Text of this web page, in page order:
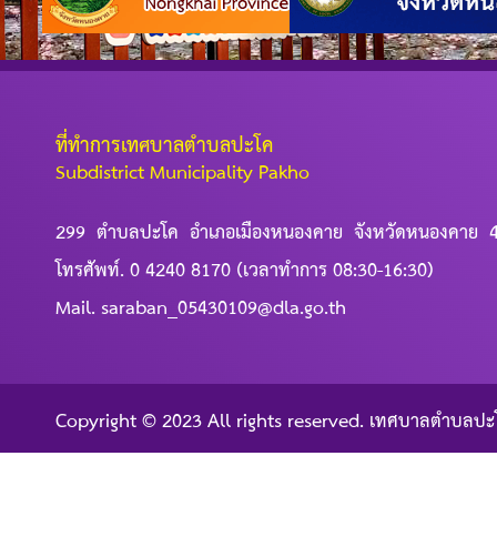
ที่ทำการเทศบาลตำบลปะโค
Subdistrict Municipality Pakho
299 ตำบลปะโค อำเภอเมืองหนองคาย จังหวัดหนองคาย
โทรศัพท์. 0 4240 8170 (เวลาทำการ 08:30-16:30)
Mail. saraban_05430109@dla.go.th
Copyright © 2023 All rights reserved. เทศบาลตำบลป